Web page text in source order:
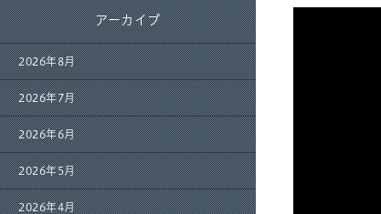
アーカイブ
2026年8月
2026年7月
2026年6月
2026年5月
2026年4月